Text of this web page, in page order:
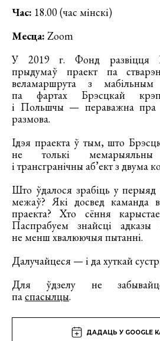
Час: 18.00 (час мінскі)
Месца: Zoom
У 2019 г. Фонд развіцця
прыдумаў праект па
веламаршрута з
па фартах Брэсцкай
і Польшчы — пераважна пра
размова.
Ідэя праекта ў тым, што
не толькі
і трансгранічны аб’ект з двума
Што ўдалося зрабіць у перыяд
межаў? Які досвед каманда
праекта? Хто сёння
Паспрабуем знайсці
не менш хвалюючыя пытанні.
Далучайцеся — і да хуткай
Для ўдзелу не
паспасылцы.
ДАДАЦЬ У GOOGLE